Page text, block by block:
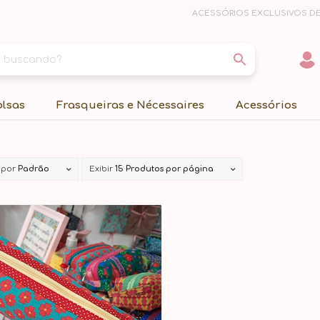
ACESSÓRIOS EXCLUSIVOS
Frasqueiras e Nécessaires Acessórios
Padrão Exibir15 Produtos por página